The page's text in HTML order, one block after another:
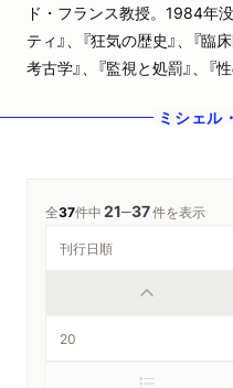
ド・フランス教授。1984年
ティ』、『狂気の歴史』、『臨
考古学』、『監視と処罰』、『
ミシェル
全37件中21─37件を表示